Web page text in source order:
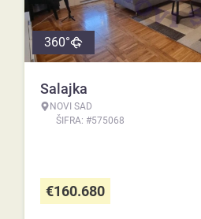
360°
Salajka
NOVI SAD
ŠIFRA: #575068
€160.680